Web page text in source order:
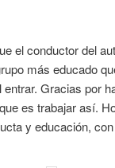
el conductor del
más educado
Gracias por
es trabajar así.
y educación,